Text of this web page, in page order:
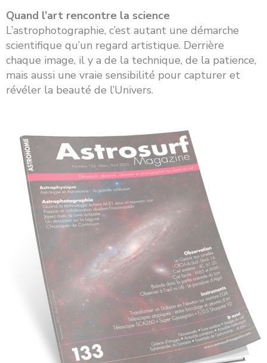
Quand l’art rencontre la science
L’astrophotographie, c’est autant une démarche
scientifique qu’un regard artistique. Derrière
chaque image, il y a de la technique, de la patience,
mais aussi une vraie sensibilité pour capturer et
révéler la beauté de l’Univers.